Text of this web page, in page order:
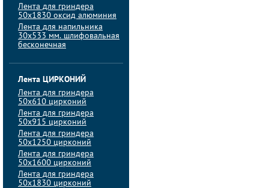
Лента для гриндера
50х1830 оксид алюминия
Лента для напильника
30х533 мм. шлифовальная
бесконечная
Лента ЦИРКОНИЙ
Лента для гриндера
50х610 цирконий
Лента для гриндера
50х915 цирконий
Лента для гриндера
50х1250 цирконий
Лента для гриндера
50х1600 цирконий
Лента для гриндера
50x1830 цирконий